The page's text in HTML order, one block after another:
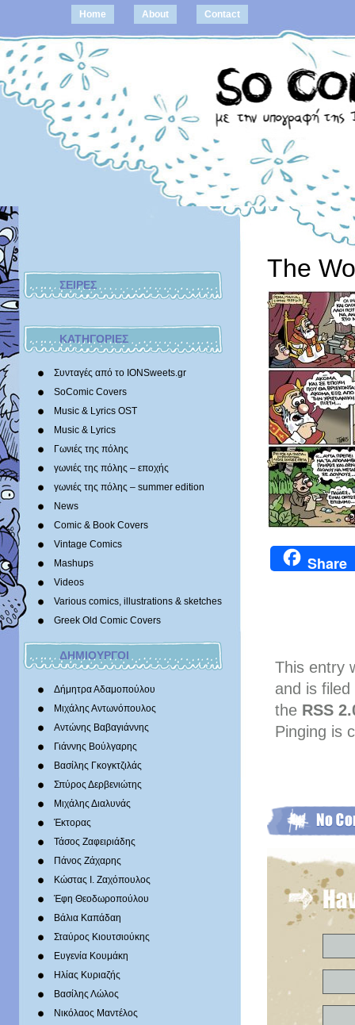
Home About Contact
ΣΕΙΡΕΣ
ΚΑΤΗΓΟΡΙΕΣ
Συνταγές από το IONSweets.gr
SoComic Covers
Music & Lyrics OST
Music & Lyrics
Γωνιές της πόλης
γωνιές της πόλης – εποχής
γωνιές της πόλης – summer edition
News
Comic & Book Covers
Vintage Comics
Mashups
Videos
Various comics, illustrations & sketches
Greek Old Comic Covers
ΔΗΜΙΟΥΡΓΟΙ
Δήμητρα Αδαμοπούλου
Μιχάλης Αντωνόπουλος
Αντώνης Βαβαγιάννης
Γιάννης Βούλγαρης
Βασίλης Γκογκτζιλάς
Σπύρος Δερβενιώτης
Mιχάλης Διαλυνάς
Έκτορας
Τάσος Ζαφειριάδης
Πάνος Ζάχαρης
Κώστας Ι. Ζαχόπουλoς
Έφη Θεοδωροπούλου
Βάλια Καπάδαη
Σταύρος Κιουτσιούκης
Ευγενία Κουμάκη
Ηλίας Κυριαζής
Βασίλης Λώλος
Νικόλαος Μαντέλος
The
Share
This entry
and is
the RSS
Pinging is